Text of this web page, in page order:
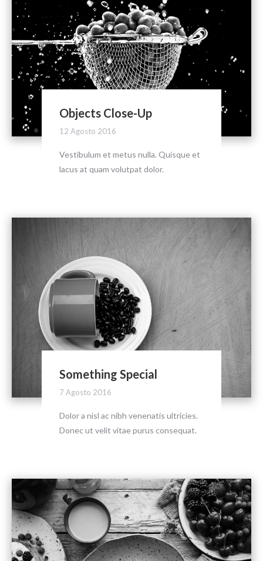
Objects Close-Up
12 Agosto 2016
Vestibulum et metus nulla. Quisque et
lacus at quam volutpat dolor.
Something Special
7 Agosto 2016
Dolor a nisl ac nibh venenatis ultricies.
Donec ut velit vitae purus consequat.